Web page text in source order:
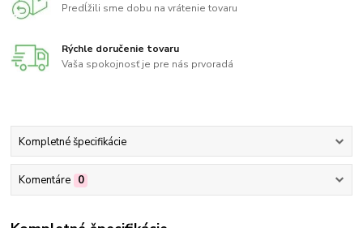
Predĺžili sme dobu na vrátenie tovaru
Rýchle doručenie tovaru
Vaša spokojnosť je pre nás prvoradá
Kompletné špecifikácie
Komentáre 0